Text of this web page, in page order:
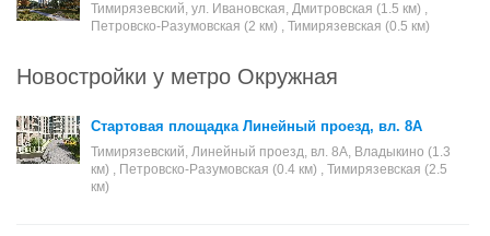
Тимирязевский, ул. Ивановская, Дмитровская (1.5 км) ,
Петровско-Разумовская (2 км) , Тимирязевская (0.5 км)
Новостройки у метро Окружная
Стартовая площадка Линейный проезд, вл. 8А
Тимирязевский, Линейный проезд, вл. 8А, Владыкино (1.3
км) , Петровско-Разумовская (0.4 км) , Тимирязевская (2.5
км)